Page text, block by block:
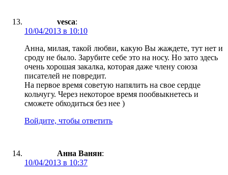
vesca:
10/04/2013 в 10:10
Анна, милая, такой любви, какую Вы жаждете, тут нет и
сроду не было. Зарубите себе это на носу. Но зато здесь
очень хорошая закалка, которая даже члену союза
писателей не повредит.
На первое время советую напялить на свое сердце
кольчугу. Через некоторое время пообвыкнетесь и
сможете обходиться без нее )
Войдите, чтобы ответить
Анна Ванян:
10/04/2013 в 10:37